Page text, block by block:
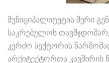
მუნიციპალიტეტის მერი
საკრებულოს
კერძო სექტორის
არქიტექტორთა კავშირის